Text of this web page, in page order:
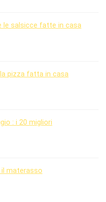
le salsicce fatte in casa
pizza fatta in casa
: i 20 migliori
il materasso